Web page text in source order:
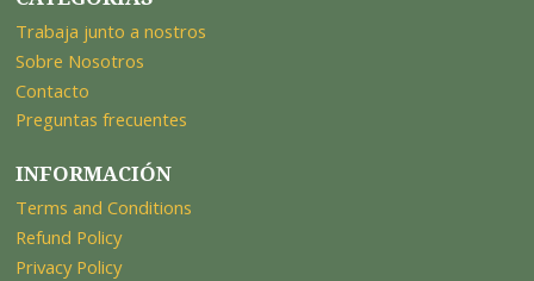
Trabaja junto a nostros
Sobre Nosotros
Contacto
Preguntas frecuentes
INFORMACIÓN
Terms and Conditions
Refund Policy
Privacy Policy